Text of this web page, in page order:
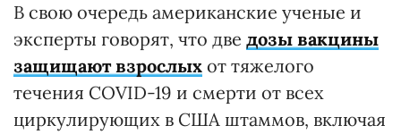
В свою очередь американские ученые и
эксперты говорят, что две дозы вакцины
защищают взрослых от тяжелого
течения COVID-19 и смерти от всех
циркулирующих в США штаммов, включая